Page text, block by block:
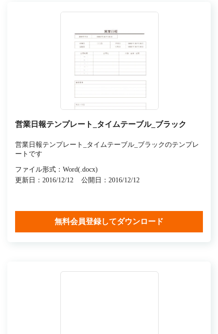
営業日報テンプレート_タイムテーブル_ブラック
営業日報テンプレート_タイムテーブル_ブラックのテンプレ
ートです
ファイル形式：Word(.docx)
更新日：2016/12/12
公開日：2016/12/12
無料会員登録してダウンロード